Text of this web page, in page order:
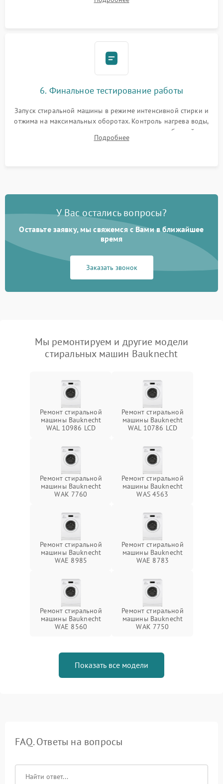
герметиком для предотвращения возможных протечек воды.
6. Финальное тестирование работы
Запуск стиральной машины в режиме интенсивной стирки и
отжима на максимальных оборотах. Контроль нагрева воды,
корректности слива, отсутствия излишних вибраций,
посторонних стуков и протечек под корпусом.
Подробнее
У Вас остались вопросы?
Оставьте заявку, мы свяжемся с Вами в ближайшее
время
Заказать звонок
Мы ремонтируем и другие модели
стиральных машин Bauknecht
Ремонт стиральной
машины Bauknecht
WAL 10986 LCD
Ремонт стиральной
машины Bauknecht
WAL 10786 LCD
Ремонт стиральной
машины Bauknecht
WAK 7760
Ремонт стиральной
машины Bauknecht
WAS 4563
Ремонт стиральной
машины Bauknecht
WAE 8985
Ремонт стиральной
машины Bauknecht
WAE 8783
Ремонт стиральной
машины Bauknecht
WAE 8560
Ремонт стиральной
машины Bauknecht
WAK 7750
Показать все модели
FAQ. Ответы на вопросы